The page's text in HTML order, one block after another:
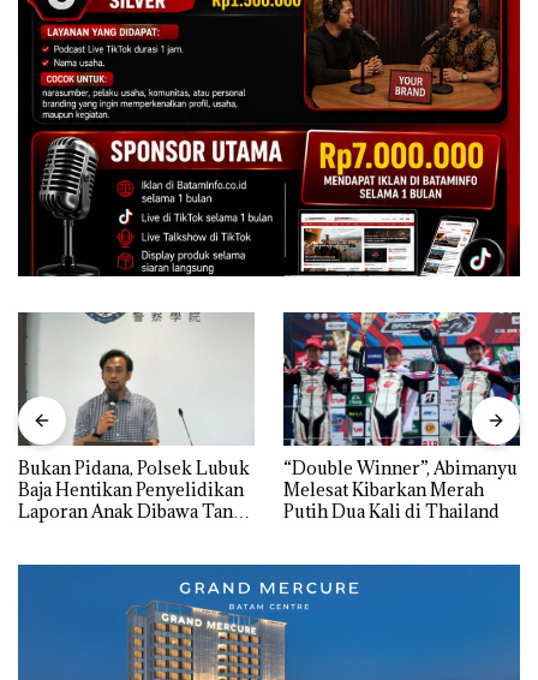
Bukan Pidana, Polsek Lubuk
Baja Hentikan Penyelidikan
Laporan Anak Dibawa Tanpa
“Double Winner”, Abimanyu
Melesat Kibarkan Merah
Putih Dua Kali di Thailand